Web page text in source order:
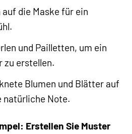
auf die Maske für ein
und Pailletten, um ein
zu erstellen.
Blumen und Blätter auf
natürliche Note.
Erstellen Sie Muster